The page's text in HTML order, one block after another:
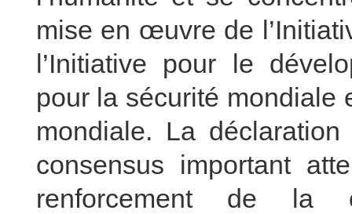
mise en œuvre de
l’Initiative pour le
pour la sécurité mondiale
mondiale. La
consensus important
renforcement de la